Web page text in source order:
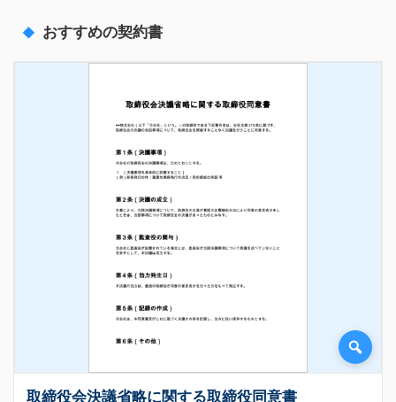
おすすめの契約書
取締役会決議省略に関する取締役同意書